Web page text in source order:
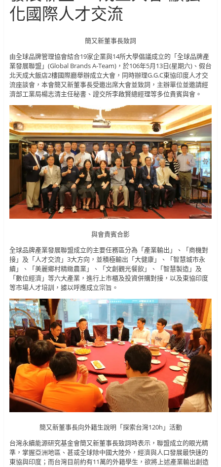
化國際人才交流
簡又新董事長致詞
由全球品牌管理協會結合19家企業與14所大學倡議成立的「全球品牌產
業發展聯盟」(Global Brands A-Team)，於106年5月13日(星期六)、假台
北天成大飯店2樓國際廳舉辦成立大會，同時辦理G.G.C東協印度人才交
流座談會，本會簡又新董事長受邀出席大會並致詞，主辦單位並邀請經
濟部工業局楊志清主任秘書、證交所李啟賢總經理等多位貴賓與會。
與會貴賓合影
全球品牌產業發展聯盟成立的主要任務區分為「產業輸出」、「商機對
接」及「人才交流」3大方向，並積極輸出「大健康」、「智慧城市永
續」、「美麗鄉村精緻農業」、「文創觀光餐飲」、「智慧製造」及
「數位經濟」等六大產業，進行上市櫃及投資併購對接，以及東協印度
等市場人才培訓，據以呼應成立宗旨。
簡又新董事長向外籍生說明「探索台灣120h」活動
台灣永續能源研究基金會簡又新董事長致詞時表示，聯盟成立的眼光精
準，掌握亞洲地區、甚或全球除中國大陸外，經濟與人口發展最快速的
東協與印度；而台灣目前約有11萬的外籍學生，欲將上述產業輸出創造